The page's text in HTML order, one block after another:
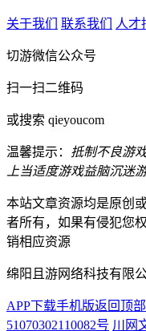
关于我们 联系我们 人才
切游微信公众号
扫一扫二维码
或搜索 qieyoucom
温馨提示： 抵制不良游
上当适度游戏益脑沉迷
本站文章资源均是原创
者所有，如果有侵犯您
销相应资源
绵阳且游网络科技有限
APP下载手机版返回顶部
51070302110082号 川网